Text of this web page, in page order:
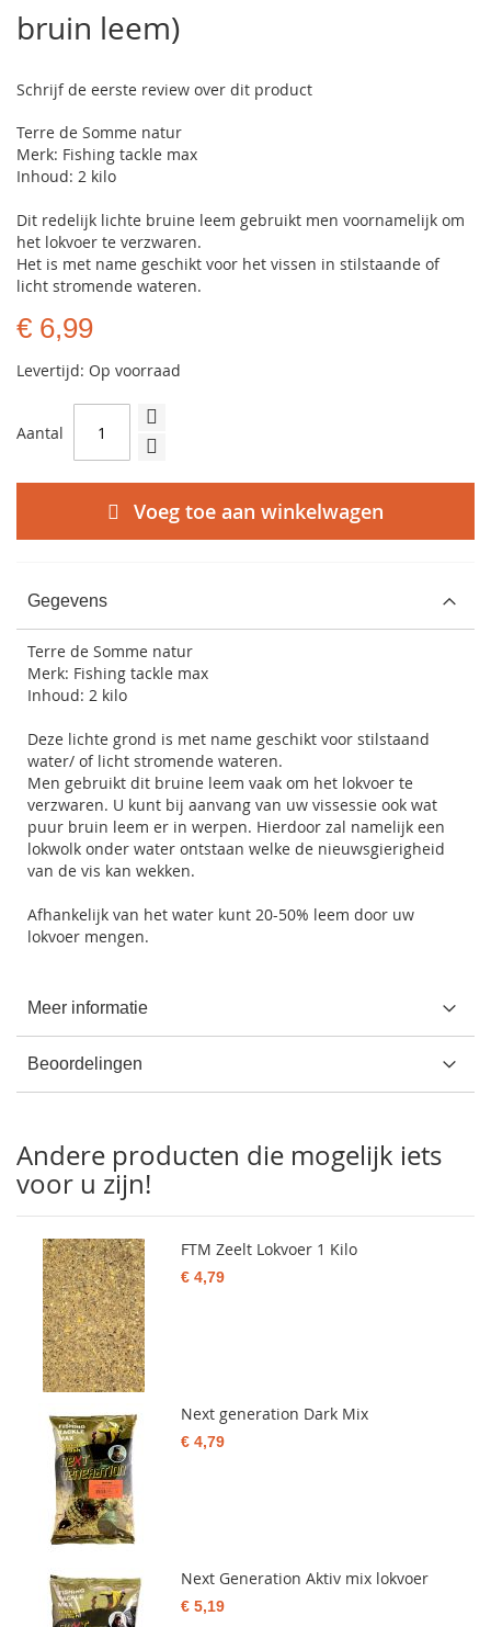
van
de
gallerij
bruin leem)
Schrijf de eerste review over dit product
Terre de Somme natur
Merk: Fishing tackle max
Inhoud: 2 kilo
Dit redelijk lichte bruine leem gebruikt men voornamelijk om
het lokvoer te verzwaren.
Het is met name geschikt voor het vissen in stilstaande of
licht stromende wateren.
€ 6,99
Levertijd: Op voorraad
Aantal
Voeg toe aan winkelwagen
Gegevens
Terre de Somme natur
Merk: Fishing tackle max
Inhoud: 2 kilo
Deze lichte grond is met name geschikt voor stilstaand
water/ of licht stromende wateren.
Men gebruikt dit bruine leem vaak om het lokvoer te
verzwaren. U kunt bij aanvang van uw vissessie ook wat
puur bruin leem er in werpen. Hierdoor zal namelijk een
lokwolk onder water ontstaan welke de nieuwsgierigheid
van de vis kan wekken.
Afhankelijk van het water kunt 20-50% leem door uw
lokvoer mengen.
Meer informatie
Beoordelingen
Andere producten die mogelijk iets
voor u zijn!
FTM Zeelt Lokvoer 1 Kilo
€ 4,79
Next generation Dark Mix
€ 4,79
Next Generation Aktiv mix lokvoer
€ 5,19